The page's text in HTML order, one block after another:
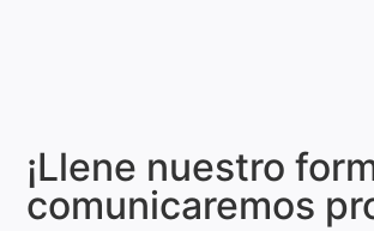
¡Llene nuestro
comunicaremos